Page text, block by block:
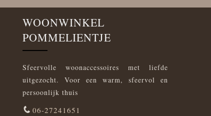
WOONWINKEL
POMMELIENTJE
Sfeervolle woonaccessoires met liefde
uitgezocht. Voor een warm, sfeervol en
persoonlijk thuis
06-27241651